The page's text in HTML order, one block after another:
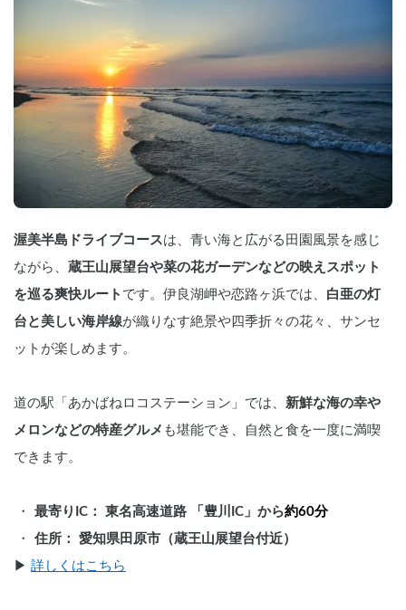
渥美半島ドライブコースは、青い海と広がる田園風景を感じ
ながら、 蔵王山展望台や菜の花ガーデンなどの映えスポット
を巡る爽快ルート です。伊良湖岬や恋路ヶ浜では、 白亜の灯
台と美しい海岸線が織りなす絶景や四季折々の花々、サンセ
ットが楽しめます。
道の駅「あかばねロコステーション」では、 新鮮な海の幸や
メロンなどの特産グルメ も堪能でき、自然と食を一度に満喫
できます。
最寄りIC： 東名高速道路 「豊川IC」から約60分
住所： 愛知県田原市（蔵王山展望台付近）
▶︎ 詳しくはこちら